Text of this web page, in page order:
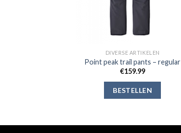
DIVERSE ARTIKELEN
Point peak trail pants – regular
€159.99
BESTELLEN